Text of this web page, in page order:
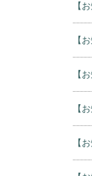
【
【
【
【
【